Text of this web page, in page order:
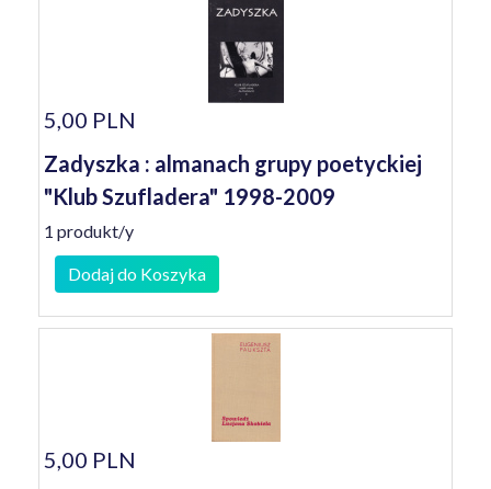
5,00 PLN
Zadyszka : almanach grupy poetyckiej
"Klub Szufladera" 1998-2009
1 produkt/y
Dodaj do Koszyka
5,00 PLN